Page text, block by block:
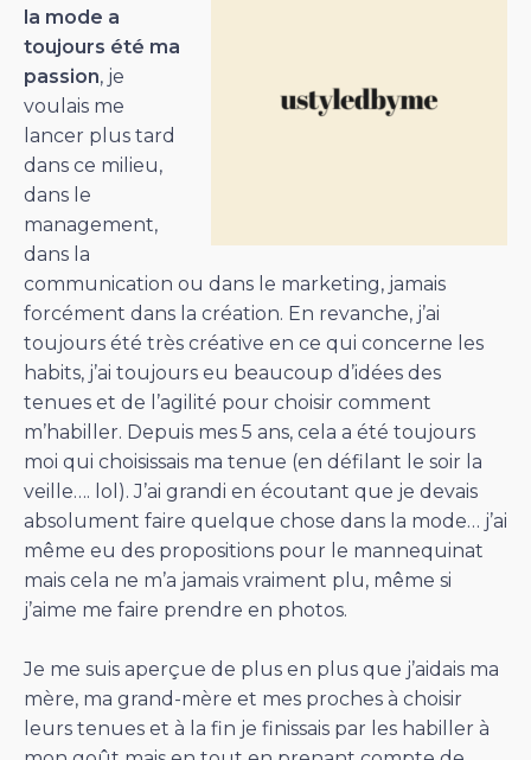
la mode a
toujours été ma
passion, je
voulais me
lancer plus tard
dans ce milieu,
dans le
management,
dans la
communication ou dans le marketing, jamais
forcément dans la création. En revanche, j’ai
toujours été très créative en ce qui concerne les
habits, j’ai toujours eu beaucoup d’idées des
tenues et de l’agilité pour choisir comment
m’habiller. Depuis mes 5 ans, cela a été toujours
moi qui choisissais ma tenue (en défilant le soir la
veille…. lol). J’ai grandi en écoutant que je devais
absolument faire quelque chose dans la mode… j’ai
même eu des propositions pour le mannequinat
mais cela ne m’a jamais vraiment plu, même si
j’aime me faire prendre en photos.
Je me suis aperçue de plus en plus que j’aidais ma
mère, ma grand-mère et mes proches à choisir
leurs tenues et à la fin je finissais par les habiller à